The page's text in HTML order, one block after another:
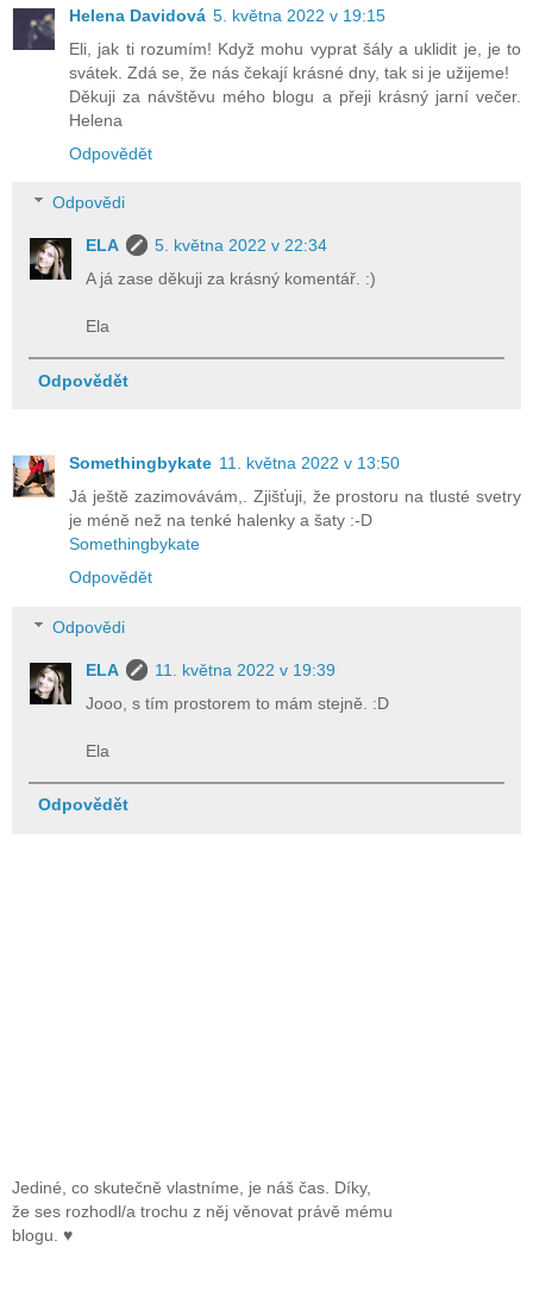
Helena Davidová 5. května 2022 v 19:15
Eli, jak ti rozumím! Když mohu vyprat šály a uklidit je, je to
svátek. Zdá se, že nás čekají krásné dny, tak si je užijeme!
Děkuji za návštěvu mého blogu a přeji krásný jarní večer.
Helena
Odpovědět
Odpovědi
ELA
5. května 2022 v 22:34
A já zase děkuji za krásný komentář. :)
Ela
Odpovědět
Somethingbykate 11. května 2022 v 13:50
Já ještě zazimovávám,. Zjišťuji, že prostoru na tlusté svetry
je méně než na tenké halenky a šaty :-D
Somethingbykate
Odpovědět
Odpovědi
ELA
11. května 2022 v 19:39
Jooo, s tím prostorem to mám stejně. :D
Ela
Odpovědět
Jediné, co skutečně vlastníme, je náš čas. Díky,
že ses rozhodl/a trochu z něj věnovat právě mému
blogu. ♥